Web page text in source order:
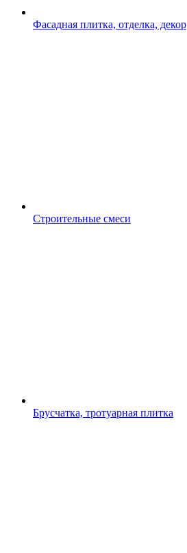
Фасадная плитка, отделка, декор
Строительные смеси
Брусчатка, тротуарная плитка